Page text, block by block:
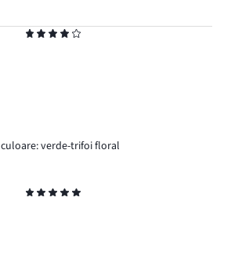
culoare: verde-trifoi floral